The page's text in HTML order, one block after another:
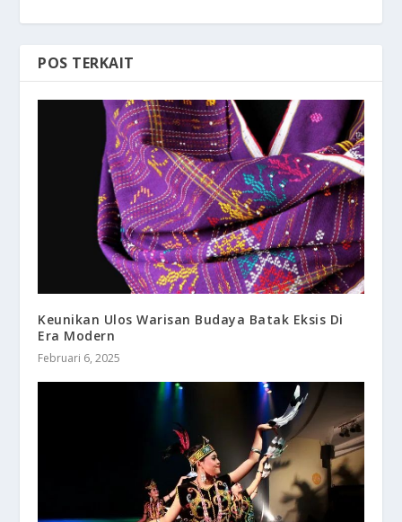
POS TERKAIT
Keunikan Ulos Warisan Budaya Batak Eksis Di
Era Modern
Februari 6, 2025